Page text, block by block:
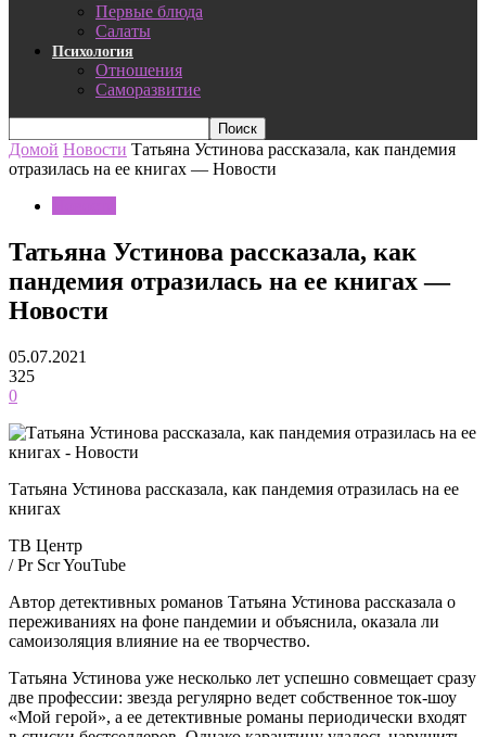
Первые блюда
Салаты
Психология
Отношения
Саморазвитие
Домой Новости Татьяна Устинова рассказала, как пандемия
отразилась на ее книгах — Новости
Татьяна Устинова рассказала, как
пандемия отразилась на ее книгах —
Новости
05.07.2021
325
0
Татьяна Устинова рассказала, как пандемия отразилась на ее
книгах
ТВ Центр
/ Pr Scr YouTube
Автор детективных романов Татьяна Устинова рассказала о
переживаниях на фоне пандемии и объяснила, оказала ли
самоизоляция влияние на ее творчество.
Татьяна Устинова уже несколько лет успешно совмещает сразу
две профессии: звезда регулярно ведет собственное ток-шоу
«Мой герой», а ее детективные романы периодически входят